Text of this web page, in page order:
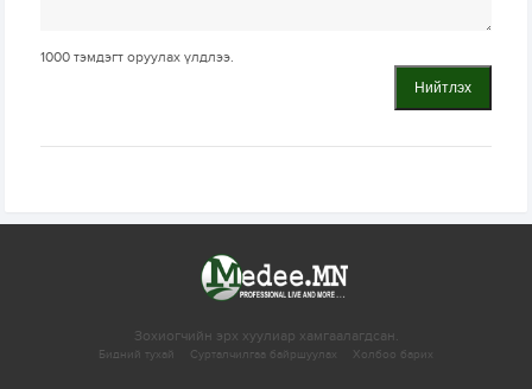
1000 тэмдэгт оруулах үлдлээ.
Нийтлэх
Зохиогчийн эрх хуулиар хамгаалагдсан.
Бидний тухай Сурталчилгаа байршуулах Холбоо барих